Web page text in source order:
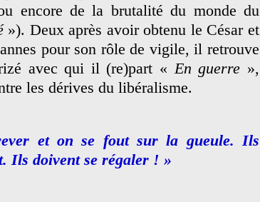
encore de la brutalité du monde du
»). Deux après avoir obtenu le César et
pour son rôle de vigile, il retrouve
avec qui il (re)part « En guerre »,
les dérives du libéralisme.
et on se fout sur la gueule. Ils
Ils doivent se régaler ! »